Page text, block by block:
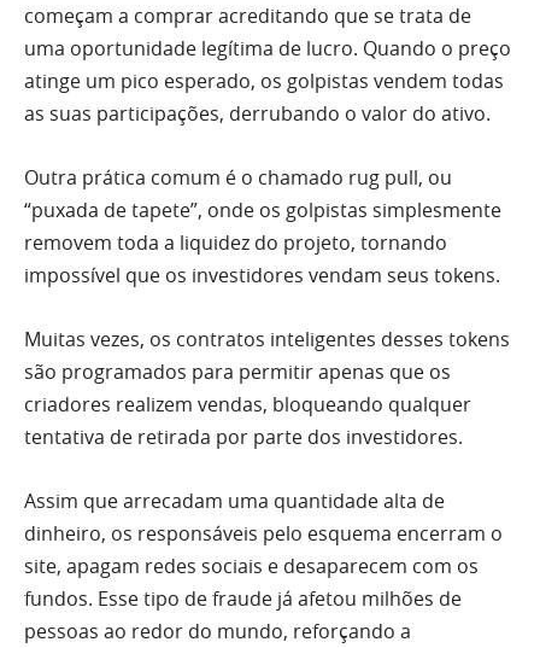
começam a comprar acreditando que se trata de
uma oportunidade legítima de lucro. Quando o preço
atinge um pico esperado, os golpistas vendem todas
as suas participações, derrubando o valor do ativo.
Outra prática comum é o chamado rug pull, ou
“puxada de tapete”, onde os golpistas simplesmente
removem toda a liquidez do projeto, tornando
impossível que os investidores vendam seus tokens.
Muitas vezes, os contratos inteligentes desses tokens
são programados para permitir apenas que os
criadores realizem vendas, bloqueando qualquer
tentativa de retirada por parte dos investidores.
Assim que arrecadam uma quantidade alta de
dinheiro, os responsáveis pelo esquema encerram o
site, apagam redes sociais e desaparecem com os
fundos. Esse tipo de fraude já afetou milhões de
pessoas ao redor do mundo, reforçando a